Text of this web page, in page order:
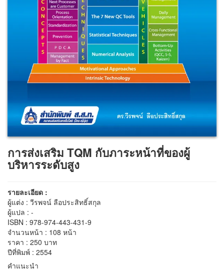
การส่งเสริม TQM กับภาระหน้าที่ของผู้
บริหารระดับสูง
รายละเอียด :
ผู้แต่ง : วีรพจน์ ลือประสิทธิ์สกุล
ผู้แปล : -
ISBN : 978-974-443-431-9
จำนวนหน้า : 108 หน้า
ราคา : 250 บาท
ปีที่พิมพ์ : 2554
คำแนะนำ